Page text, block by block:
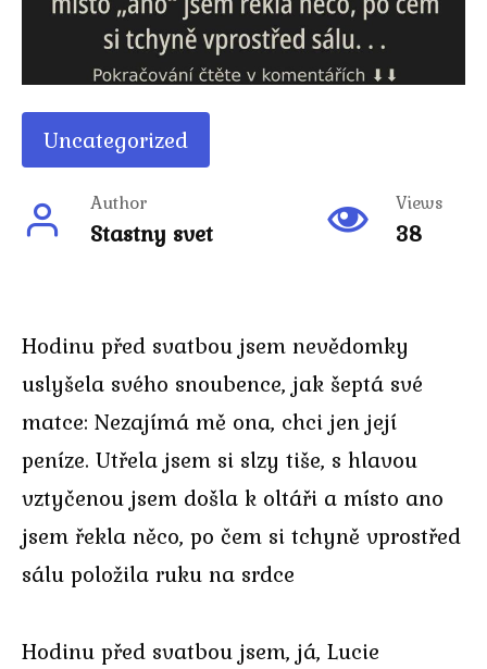
Uncategorized
Author
Stastny svet
Views
38
Hodinu před svatbou jsem nevědomky
uslyšela svého snoubence, jak šeptá své
matce: Nezajímá mě ona, chci jen její
peníze. Utřela jsem si slzy tiše, s hlavou
vztyčenou jsem došla k oltáři a místo ano
jsem řekla něco, po čem si tchyně vprostřed
sálu položila ruku na srdce
Hodinu před svatbou jsem, já, Lucie